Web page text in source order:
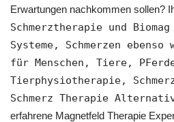
Erwartungen nachkommen sollen?
Schmerztherapie und
Systeme, Schmerzen
für Menschen, Tiere,
Tierphysiotherapie,
Schmerz Therapie
erfahrene Magnetfeld Therapie